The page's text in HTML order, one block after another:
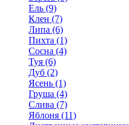
Ель (9)
Клен (7)
Липа (6)
Пихта (1)
Сосна (4)
Туя (6)
Дуб (2)
Ясень (1)
Груша (4)
Слива (7)
Яблоня (11)